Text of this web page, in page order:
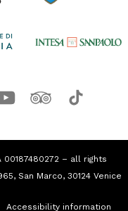
00187480272 – all rights
San Marco, 30124 Venice
Accessibility information